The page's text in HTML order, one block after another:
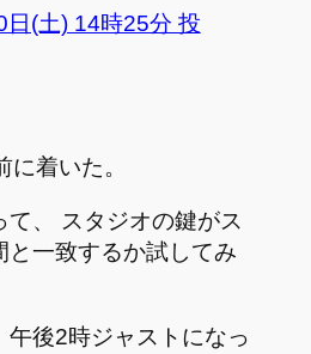
(土) 14時25分 投
着いた。
て、 スタジオの鍵がス
と一致するか試してみ
午後2時ジャストになっ